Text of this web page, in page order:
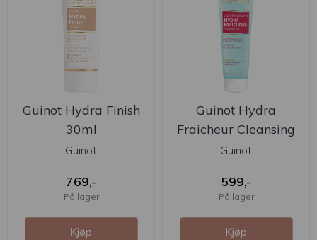
Guinot Hydra Finish
30ml
Guinot
769,-
På lager
Kjøp
Guinot Hydra
Fraicheur Cleansing
Gel 125ml
Guinot
599,-
På lager
Kjøp